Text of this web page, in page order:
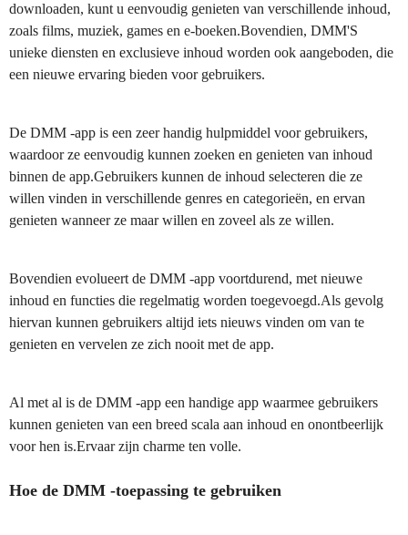
downloaden, kunt u eenvoudig genieten van verschillende inhoud,
zoals films, muziek, games en e-boeken.Bovendien, DMM'S
unieke diensten en exclusieve inhoud worden ook aangeboden, die
een nieuwe ervaring bieden voor gebruikers.
De DMM -app is een zeer handig hulpmiddel voor gebruikers,
waardoor ze eenvoudig kunnen zoeken en genieten van inhoud
binnen de app.Gebruikers kunnen de inhoud selecteren die ze
willen vinden in verschillende genres en categorieën, en ervan
genieten wanneer ze maar willen en zoveel als ze willen.
Bovendien evolueert de DMM -app voortdurend, met nieuwe
inhoud en functies die regelmatig worden toegevoegd.Als gevolg
hiervan kunnen gebruikers altijd iets nieuws vinden om van te
genieten en vervelen ze zich nooit met de app.
Al met al is de DMM -app een handige app waarmee gebruikers
kunnen genieten van een breed scala aan inhoud en onontbeerlijk
voor hen is.Ervaar zijn charme ten volle.
Hoe de DMM -toepassing te gebruiken